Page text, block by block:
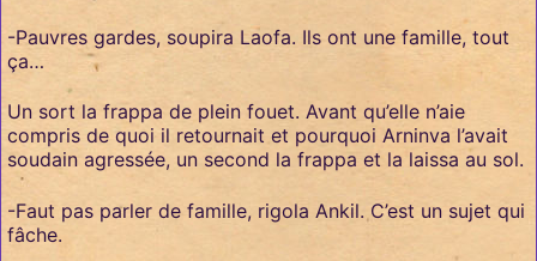
-Pauvres gardes, soupira Laofa. Ils ont une famille, tout
ça…
Un sort la frappa de plein fouet. Avant qu’elle n’aie
compris de quoi il retournait et pourquoi Arninva l’avait
soudain agressée, un second la frappa et la laissa au sol.
-Faut pas parler de famille, rigola Ankil. C’est un sujet qui
fâche.